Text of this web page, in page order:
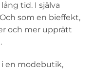
tid. I själva
som en bieffekt,
och mer upprätt
i en modebutik,